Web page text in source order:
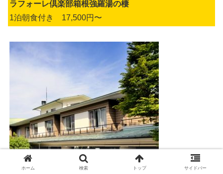
ラフォーレ倶楽部箱根強羅湯の棲
1泊朝食付き 17,500円〜
ホーム 検索 トップ サイドバー